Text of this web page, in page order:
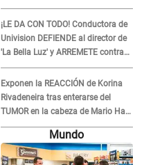
¡LE DA CON TODO! Conductora de
Univision DEFIENDE al director de
'La Bella Luz' y ARREMETE contra
Naldy Saldaña: “Muchas
amantes...”
Exponen la REACCIÓN de Korina
Rivadeneira tras enterarse del
TUMOR en la cabeza de Mario Hart:
"Ella estaba muy..."
Mundo